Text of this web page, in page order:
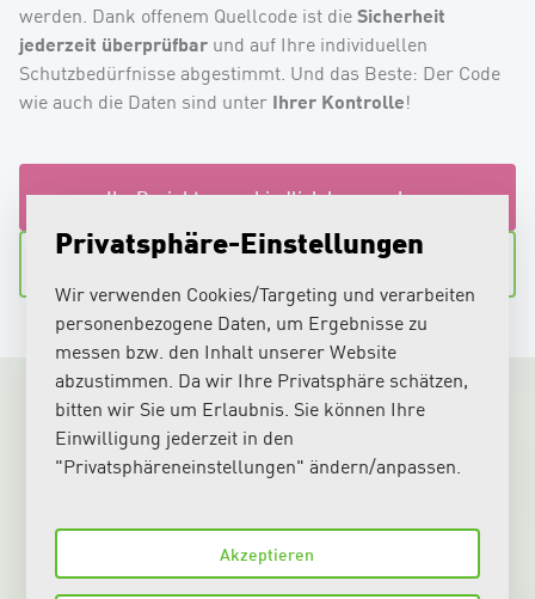
Privatsphäre-Einstellungen
Wir verwenden Cookies/Targeting und verarbeiten
personenbezogene Daten, um Ergebnisse zu
messen bzw. den Inhalt unserer Website
abzustimmen. Da wir Ihre Privatsphäre schätzen,
bitten wir Sie um Erlaubnis. Sie können Ihre
Einwilligung jederzeit in den
"Privatsphäreneinstellungen" ändern/anpassen.
Akzeptieren
werden. Dank offenem Quellcode ist die Sicherheit
jederzeit überprüfbar und auf Ihre individuellen
Schutzbedürfnisse abgestimmt. Und das Beste: Der Code
wie auch die Daten sind unter Ihrer Kontrolle!
Ihr Projekt unverbindlich besprechen